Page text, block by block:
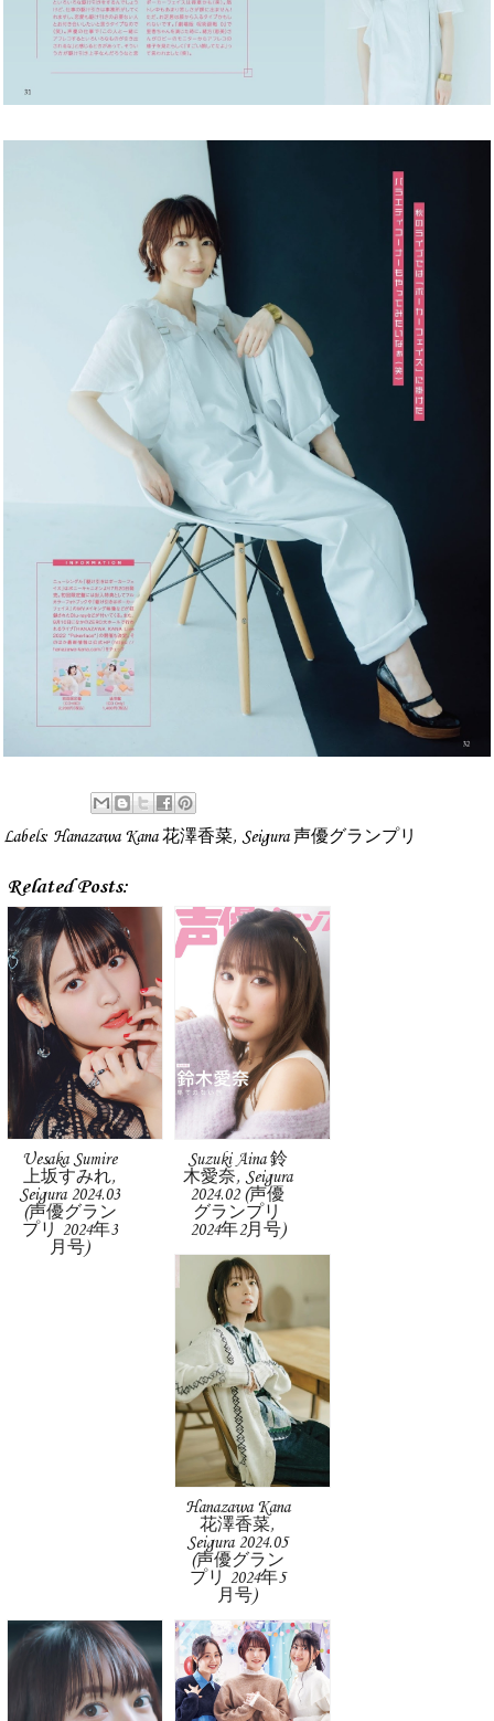
Labels: Hanazawa Kana 花澤香菜, Seigura 声優グランプリ
Related Posts:
Uesaka Sumire
上坂すみれ,
Seigura 2024.03
(声優グラン
プリ 2024年3
月号)
Suzuki Aina 鈴
木愛奈, Seigura
2024.02 (声優
グランプリ
2024年2月号)
Hanazawa Kana
花澤香菜,
Seigura 2024.05
(声優グラン
プリ 2024年5
月号)